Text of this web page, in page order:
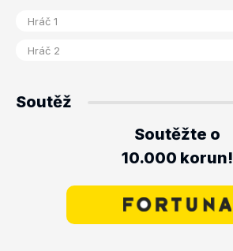
Soutěž
Soutěžte o
10.000 korun!